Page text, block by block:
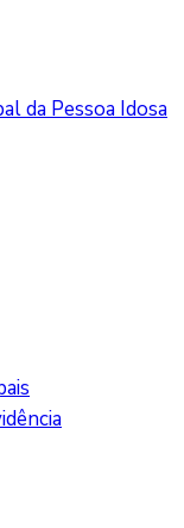
da Pessoa Idosa